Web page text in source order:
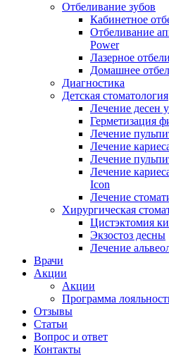
Отбеливание зубов
Кабинетное
Отбеливание
Power
Лазерное
Домашнее
Диагностика
Детская стоматология
Лечение десен
Герметизация
Лечение
Лечение
Лечение
Лечение
Icon
Лечение
Хирургическая
Цистэктомия
Экзостоз десны
Лечение
Врачи
Акции
Акции
Программа
Отзывы
Статьи
Вопрос и ответ
Контакты